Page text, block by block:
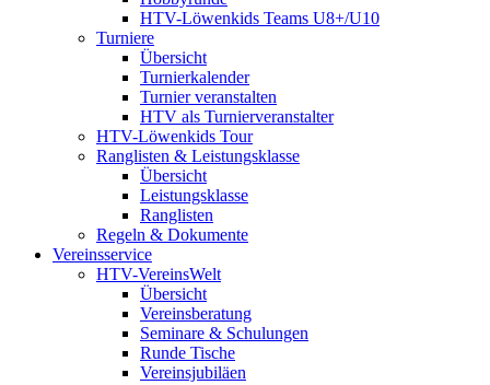
HTV-Löwenkids Teams U8+/U10
Turniere
Übersicht
Turnierkalender
Turnier veranstalten
HTV als Turnierveranstalter
HTV-Löwenkids Tour
Ranglisten & Leistungsklasse
Übersicht
Leistungsklasse
Ranglisten
Regeln & Dokumente
Vereinsservice
HTV-VereinsWelt
Übersicht
Vereinsberatung
Seminare & Schulungen
Runde Tische
Vereinsjubiläen